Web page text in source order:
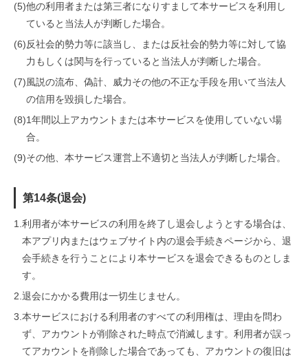
(5)他の利用者または第三者になりすまして本サービスを利用し
ていると当法人が判断した場合。
(6)反社会的勢力等に該当し、または反社会的勢力等に対して協
力もしくは関与を行っていると当法人が判断した場合。
(7) 風説の流布、偽計、威力その他の不正な手段を用いて当法人
の信用を毀損した場合。
(8)1年間以上アカウントまたは本サービスを使用していない場
合。
(9)その他、本サービス運営上不適切と当法人が判断した場合。
第14条(退会)
1. 利用者が本サービスの利用を終了し退会しようとする場合は、
本アプリ内またはウェブサイト内の退会手続きページから、退
会手続きを行うことにより本サービスを退会できるものとしま
す。
2. 退会にかかる費用は一切生じません。
3. 本サービスにおける利用者のすべての利用権は、理由を問わ
ず、アカウントが削除された時点で消滅します。利用者が誤っ
てアカウントを削除した場合であっても、アカウントの復旧は